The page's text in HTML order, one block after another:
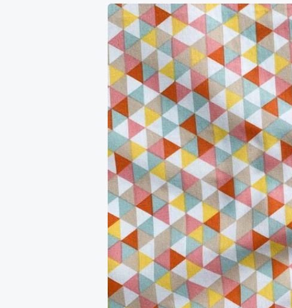
Liigu
tooteinfo
juurde